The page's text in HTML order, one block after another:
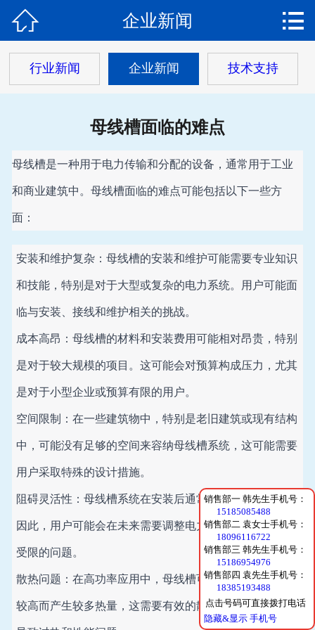
关于我们
产品中心
新闻动态
工程案例
荣誉资质
 企业新闻 
行业新闻 企业新闻 技术支持
母线槽面临的难点
母线槽是一种用于电力传输和分配的设备，通常用于工业
和商业建筑中。母线槽面临的难点可能包括以下一些方
面：
安装和维护复杂：母线槽的安装和维护可能需要专业知识
和技能，特别是对于大型或复杂的电力系统。用户可能面
临与安装、接线和维护相关的挑战。
成本高昂：母线槽的材料和安装费用可能相对昂贵，特别
是对于较大规模的项目。这可能会对预算构成压力，尤其
是对于小型企业或预算有限的用户。
空间限制：在一些建筑物中，特别是老旧建筑或现有结构
中，可能没有足够的空间来容纳母线槽系统，这可能需要
用户采取特殊的设计措施。
阻碍灵活性：母线槽系统在安装后通常不易更改或调整。
因此，用户可能会在未来需要调整电力布局时面临灵活性
受限的问题。
散热问题：在高功率应用中，母线槽可能会因为电流负载
较高而产生较多热量，这需要有效的散热设计，否则可能
销售部一 韩先生手机号：
15185085488
销售部二 袁女士手机号：
18096116722
销售部三 韩先生手机号：
15186954976
销售部四 袁先生手机号：
18385193488
点击号码可直接拨打电话
隐藏&显示 手机号